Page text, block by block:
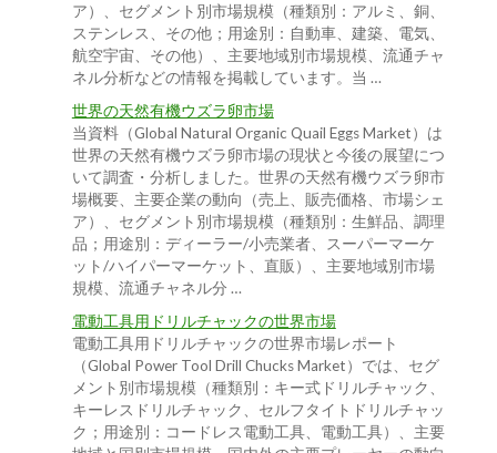
ア）、セグメント別市場規模（種類別：アルミ、銅、
ステンレス、その他；用途別：自動車、建築、電気、
航空宇宙、その他）、主要地域別市場規模、流通チャ
ネル分析などの情報を掲載しています。当 …
世界の天然有機ウズラ卵市場
当資料（Global Natural Organic Quail Eggs Market）は
世界の天然有機ウズラ卵市場の現状と今後の展望につ
いて調査・分析しました。世界の天然有機ウズラ卵市
場概要、主要企業の動向（売上、販売価格、市場シェ
ア）、セグメント別市場規模（種類別：生鮮品、調理
品；用途別：ディーラー/小売業者、スーパーマーケ
ット/ハイパーマーケット、直販）、主要地域別市場
規模、流通チャネル分 …
電動工具用ドリルチャックの世界市場
電動工具用ドリルチャックの世界市場レポート
（Global Power Tool Drill Chucks Market）では、セグ
メント別市場規模（種類別：キー式ドリルチャック、
キーレスドリルチャック、セルフタイトドリルチャッ
ク；用途別：コードレス電動工具、電動工具）、主要